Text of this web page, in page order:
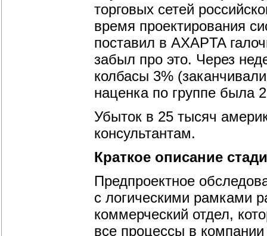
торговых сетей
время проектирования
поставил в AXAPTA
забыл про это. Через
колбасы 3%
наценка по группе была
Убыток в 25 тысяч
консультантам.
Краткое описание
Предпроектное
с логическими рамками
коммерческий отдел,
все процессы в